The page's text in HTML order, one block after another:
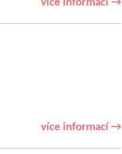
více informací →
více informací →